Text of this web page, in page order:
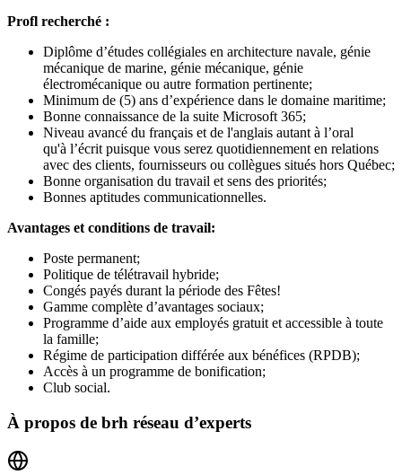
Profl recherché :
Diplôme d’études collégiales en architecture navale, génie
mécanique de marine, génie mécanique, génie
électromécanique ou autre formation pertinente;
Minimum de (5) ans d’expérience dans le domaine maritime;
Bonne connaissance de la suite Microsoft 365;
Niveau avancé du français et de l'anglais autant à l’oral
qu'à l’écrit puisque vous serez quotidiennement en relations
avec des clients, fournisseurs ou collègues situés hors Québec;
Bonne organisation du travail et sens des priorités;
Bonnes aptitudes communicationnelles.
Avantages et conditions de travail:
Poste permanent;
Politique de télétravail hybride;
Congés payés durant la période des Fêtes!
Gamme complète d’avantages sociaux;
Programme d’aide aux employés gratuit et accessible à toute
la famille;
Régime de participation différée aux bénéfices (RPDB);
Accès à un programme de bonification;
Club social.
À propos de brh réseau d’experts